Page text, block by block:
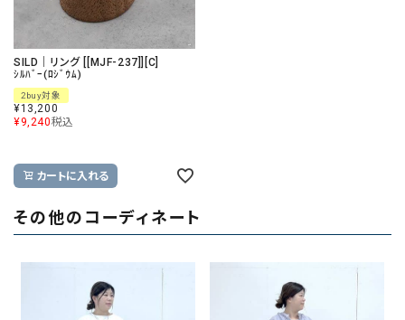
SILD｜リング [[MJF-237]][C]
ｼﾙﾊﾞｰ(ﾛｼﾞｳﾑ)
2buy対象
¥13,200
¥9,240税込
カートに入れる
その他のコーディネート